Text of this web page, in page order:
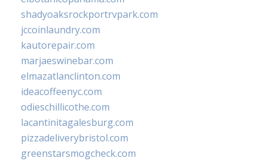
shadyoaksrockportrvpark.com
jccoinlaundry.com
kautorepair.com
marjaeswinebar.com
elmazatlanclinton.com
ideacoffeenyc.com
odieschillicothe.com
lacantinitagalesburg.com
pizzadeliverybristol.com
greenstarsmogcheck.com